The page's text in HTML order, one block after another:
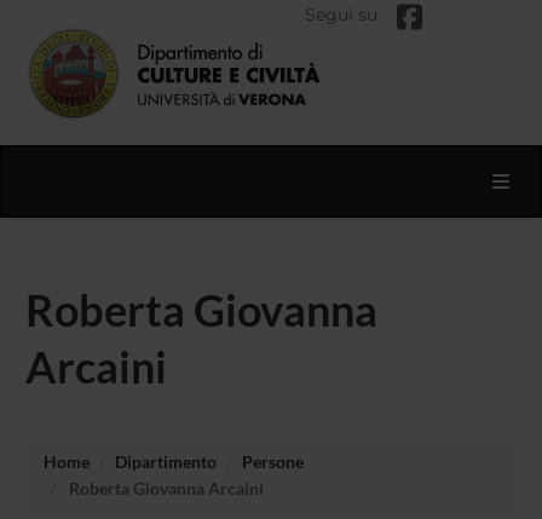
Segui su
Roberta Giovanna
Arcaini
Home Dipartimento
Persone
Roberta Giovanna Arcaini